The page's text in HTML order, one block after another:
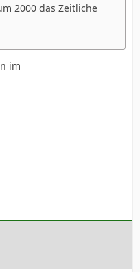
2000 das Zeitliche
im